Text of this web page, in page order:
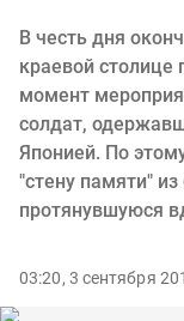
В честь дня
краевой
момент
солдат,
Японией. По
"стену памяти"
протянувшуюся
03:20, 3 сентября